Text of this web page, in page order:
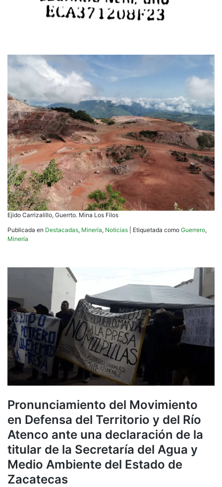
Ejido Carrizalillo, Guerrto. Mina Los Filos
Publicada en Destacadas, Minería, Noticias Etiquetada como Guerrero,
Minería
Pronunciamiento del Movimiento
en Defensa del Territorio y del Río
Atenco ante una declaración de la
titular de la Secretaría del Agua y
Medio Ambiente del Estado de
Zacatecas